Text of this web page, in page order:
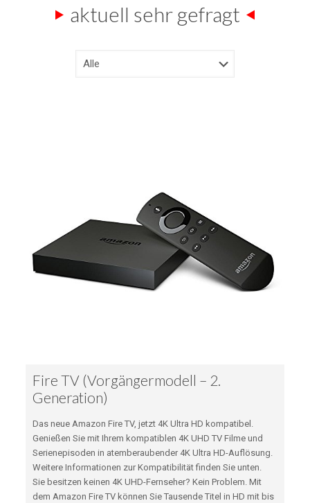
aktuell sehr gefragt
Fire TV (Vorgängermodell – 2.
Generation)
Das neue Amazon Fire TV, jetzt 4K Ultra HD kompatibel.
Genießen Sie mit Ihrem kompatiblen 4K UHD TV Filme und
Serienepisoden in atemberaubender 4K Ultra HD-Auflösung.
Weitere Informationen zur Kompatibilität finden Sie unten.
Sie besitzen keinen 4K UHD-Fernseher? Kein Problem. Mit
dem Amazon Fire TV können Sie Tausende Titel in HD mit bis